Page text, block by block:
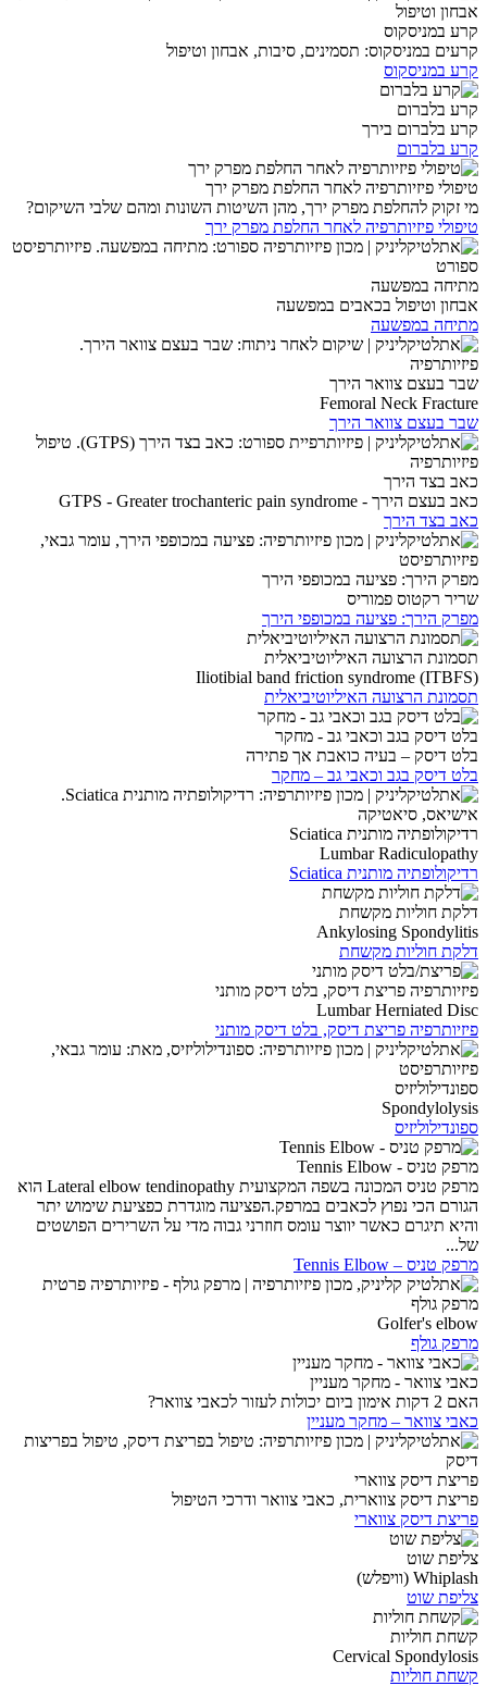
קרע במניסקוס
קרעים במניסקוס: תסמינים, סיבות, אבחון וטיפול
קרע במניסקוס
קרע בלברום
קרע בלברום בירך
קרע בלברום
טיפולי פיזיותרפיה לאחר החלפת מפרק ירך
מי זקוק להחלפת מפרק ירך, מהן השיטות השונות ומהם שלבי השיקום?
טיפולי פיזיותרפיה לאחר החלפת מפרק ירך
מתיחה במפשעה
אבחון וטיפול בכאבים במפשעה
מתיחה במפשעה
שבר בעצם צוואר הירך
Femoral Neck Fracture
שבר בעצם צוואר הירך
כאב בצד הירך
כאב בעצם הירך - GTPS - Greater trochanteric pain syndrome
כאב בצד הירך
מפרק הירך: פציעה במכופפי הירך
שריר רקטוס פמוריס
מפרק הירך: פציעה במכופפי הירך
תסמונת הרצועה האיליוטיביאלית
Iliotibial band friction syndrome (ITBFS)
תסמונת הרצועה האיליוטיביאלית
בלט דיסק בגב וכאבי גב - מחקר
בלט דיסק – בעיה כואבת אך פתירה
בלט דיסק בגב וכאבי גב – מחקר
רדיקולופתיה מותנית Sciatica
Lumbar Radiculopathy
רדיקולופתיה מותנית Sciatica
דלקת חוליות מקשחת
Ankylosing Spondylitis
דלקת חוליות מקשחת
פיזיותרפיה פריצת דיסק, בלט דיסק מותני
Lumbar Herniated Disc
פיזיותרפיה פריצת דיסק, בלט דיסק מותני
ספונדילוליזיס
Spondylolysis
ספונדילוליזיס
מרפק טניס - Tennis Elbow
מרפק טניס המכונה בשפה המקצועית Lateral elbow tendinopathy הוא
הגורם הכי נפוץ לכאבים במרפק.הפציעה מוגדרת כפציעת שימוש יתר
והיא תיגרם כאשר יווצר עומס חוזרני גבוה מדי על השרירים הפושטים
של...
מרפק טניס – Tennis Elbow
מרפק גולף
Golfer's elbow
מרפק גולף
כאבי צוואר - מחקר מעניין
האם 2 דקות אימון ביום יכולות לעזור לכאבי צוואר?
כאבי צוואר – מחקר מעניין
פריצת דיסק צווארי
פריצת דיסק צווארית, כאבי צוואר ודרכי הטיפול
פריצת דיסק צווארי
צליפת שוט
Whiplash (וויפלש)
צליפת שוט
קשחת חוליות
Cervical Spondylosis
קשחת חוליות